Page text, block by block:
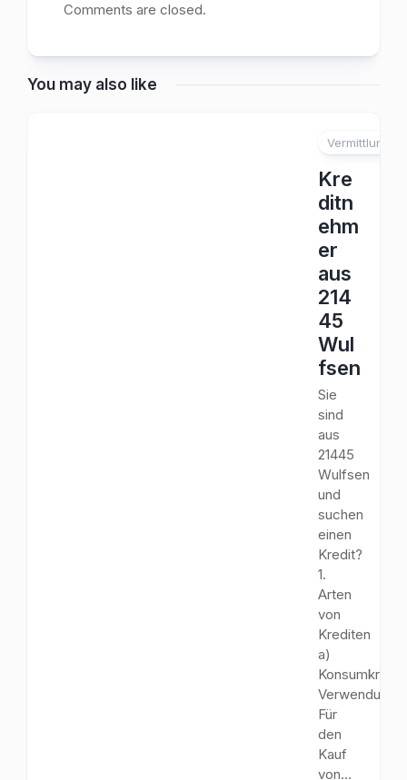
Comments are closed.
You may also like
Vermittlung
Kre
ditn
ehm
er
aus
214
45
Wul
fsen
Sie
sind
aus
21445
Wulfsen
und
suchen
einen
Kredit?
1.
Arten
von
Krediten
a)
Für
den
Kauf
von...